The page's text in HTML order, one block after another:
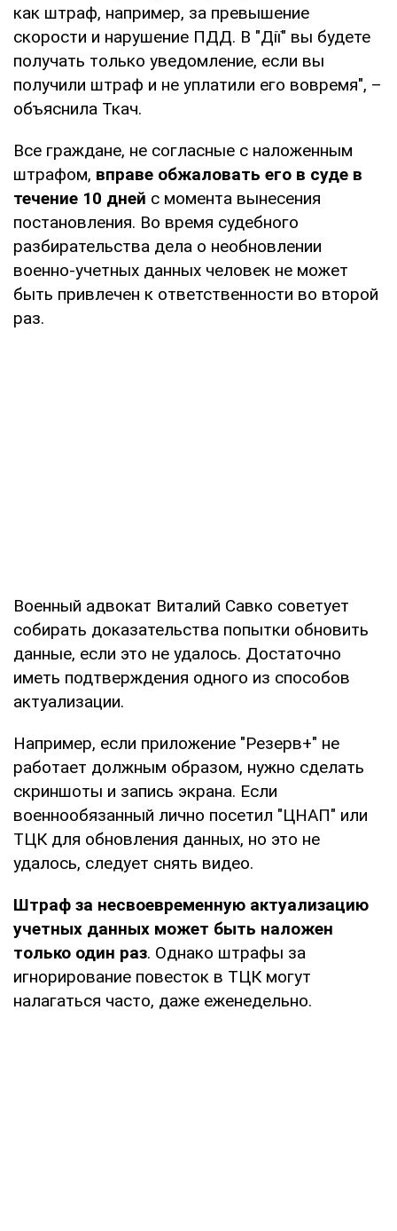
как штраф, например, за превышение
скорости и нарушение ПДД. В "Дії" вы будете
получать только уведомление, если вы
получили штраф и не уплатили его вовремя", –
объяснила Ткач.
Все граждане, не согласные с наложенным
штрафом, вправе обжаловать его в суде в
течение 10 дней с момента вынесения
постановления. Во время судебного
разбирательства дела о необновлении
военно-учетных данных человек не может
быть привлечен к ответственности во второй
раз.
Военный адвокат Виталий Савко советует
собирать доказательства попытки обновить
данные, если это не удалось. Достаточно
иметь подтверждения одного из способов
актуализации.
Например, если приложение "Резерв+" не
работает должным образом, нужно сделать
скриншоты и запись экрана. Если
военнообязанный лично посетил "ЦНАП" или
ТЦК для обновления данных, но это не
удалось, следует снять видео.
Штраф за несвоевременную актуализацию
учетных данных может быть наложен
только один раз. Однако штрафы за
игнорирование повесток в ТЦК могут
налагаться часто, даже еженедельно.